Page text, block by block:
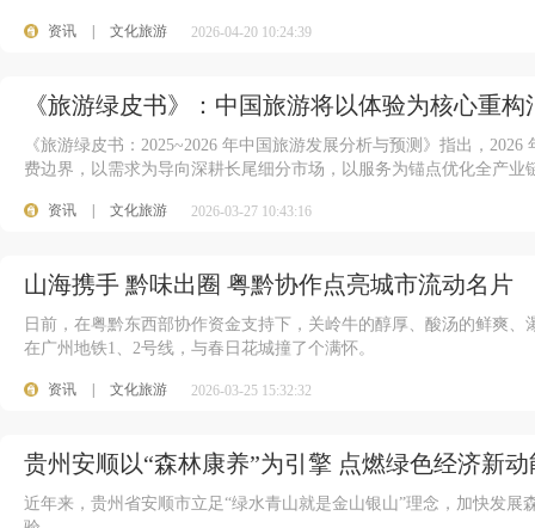
资讯 文化旅游 2026-04-20 10:24:39
《旅游绿皮书》：中国旅游将以体验为核心重构
《旅游绿皮书：2025~2026 年中国旅游发展分析与预测》指出，
费边界，以需求为导向深耕长尾细分市场，以服务为锚点优化全产
资讯 文化旅游 2026-03-27 10:43:16
山海携手 黔味出圈 粤黔协作点亮城市流动名片
日前，在粤黔东西部协作资金支持下，关岭牛的醇厚、酸汤的鲜爽
在广州地铁1、2号线，与春日花城撞了个满怀。
资讯 文化旅游 2026-03-25 15:32:32
贵州安顺以“森林康养”为引擎 点燃绿色经济新动
近年来，贵州省安顺市立足“绿水青山就是金山银山”理念，加快发